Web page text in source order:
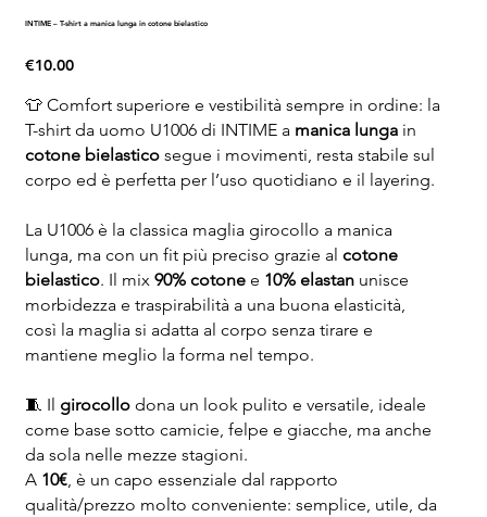
INTIME – T-shirt a manica lunga in cotone bielastico
Price
€10.00
👕 Comfort superiore e vestibilità sempre in ordine: la
T-shirt da uomo U1006 di INTIME a manica lungain
cotone bielasticosegue i movimenti, resta stabile sul
corpo ed è perfetta per l’uso quotidiano e il layering.
La U1006 è la classica maglia girocollo a manica
lunga, ma con un fit più preciso grazie al cotone
bielastico. Il mix 90% cotonee 10% elastanunisce
morbidezza e traspirabilità a una buona elasticità,
così la maglia si adatta al corpo senza tirare e
mantiene meglio la forma nel tempo.
🧵 Il girocollodona un look pulito e versatile, ideale
come base sotto camicie, felpe e giacche, ma anche
da sola nelle mezze stagioni.
A 10€, è un capo essenziale dal rapporto
qualità/prezzo molto conveniente: semplice, utile, da